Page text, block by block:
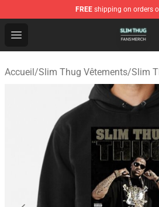
FREE shipping on orders
Open menu
Slim Thug Shop - Official Slim
Accueil/Slim Thug Vêtements/Slim